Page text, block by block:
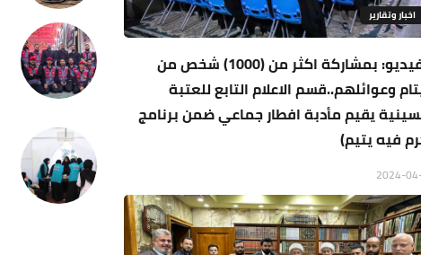
اخبار وتقارير
بالفيديو: بمشاركة اكثر من (1000) شخص من
وعوائلهم..قسم الاعلام التابع للعتبة
يقيم مأدبة افطار جماعي ضمن برنامج
فيه يتيم)